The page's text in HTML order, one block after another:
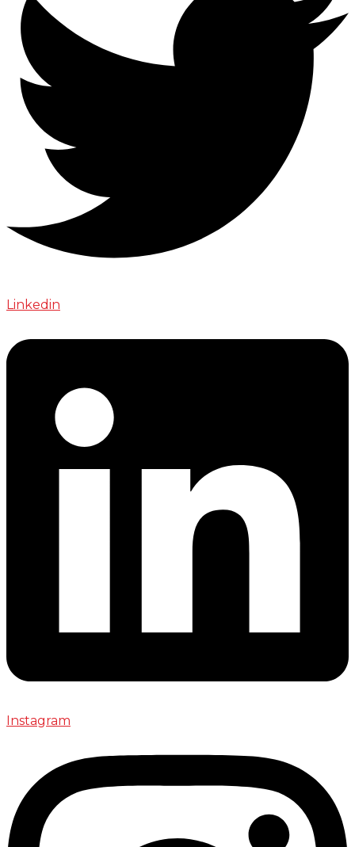
Linkedin
Instagram